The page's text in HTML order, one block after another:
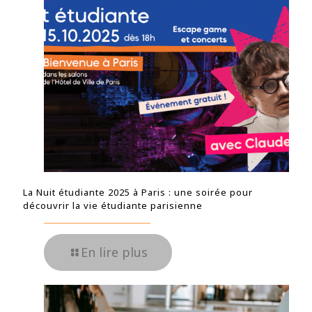
La Nuit étudiante 2025 à Paris : une soirée pour
découvrir la vie étudiante parisienne
En lire plus